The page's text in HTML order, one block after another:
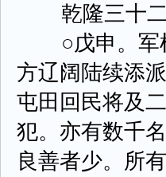
乾隆三十二
○戊申。军机
方辽阔陆续添
屯田回民将及
犯。亦有数千
良善者少。所